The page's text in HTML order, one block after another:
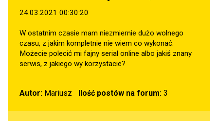
24.03.2021 00:30:20
W ostatnim czasie mam niezmiernie dużo wolnego
czasu, z jakim kompletnie nie wiem co wykonać.
Możecie polecić mi fajny serial online albo jakiś znany
serwis, z jakiego wy korzystacie?
Autor: Mariusz Ilość postów na forum:3